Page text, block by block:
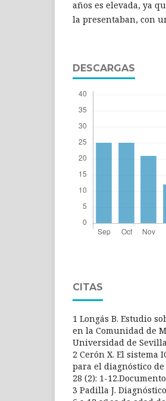
años es elevada, ya
la presentaban, con
DESCARGAS
CITAS
1 Longás B. Estudio
en la Comunidad de
Universidad de
2 Cerón X. El sistema
para el diagnóstico de
28 (2): 1-
3 Padilla J.